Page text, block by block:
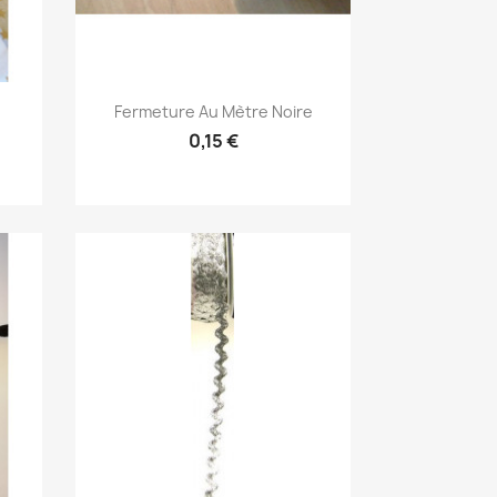
Aperçu rapide
Fermeture Au Mètre Noire
0,15 €